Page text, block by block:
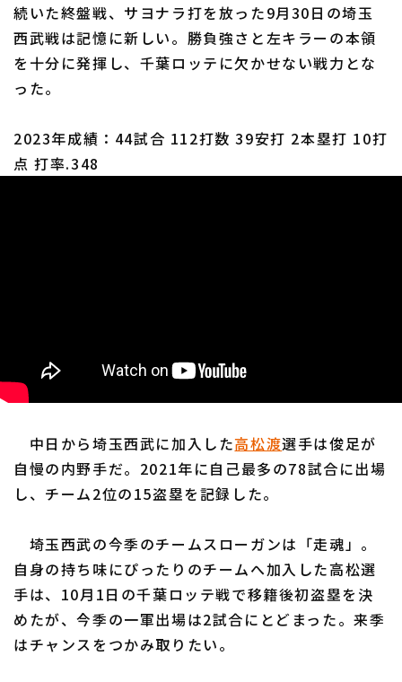
続いた終盤戦、サヨナラ打を放った9月30日の埼玉
西武戦は記憶に新しい。勝負強さと左キラーの本領
を十分に発揮し、千葉ロッテに欠かせない戦力とな
った。
2023年成績：44試合 112打数 39安打 2本塁打 10打
点 打率.348
中日から埼玉西武に加入した高松渡選手は俊足が
自慢の内野手だ。2021年に自己最多の78試合に出場
し、チーム2位の15盗塁を記録した。
埼玉西武の今季のチームスローガンは「走魂」。
自身の持ち味にぴったりのチームへ加入した高松選
手は、10月1日の千葉ロッテ戦で移籍後初盗塁を決
めたが、今季の一軍出場は2試合にとどまった。来季
はチャンスをつかみ取りたい。